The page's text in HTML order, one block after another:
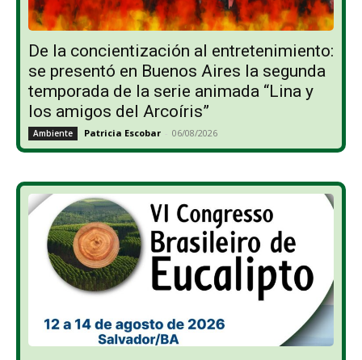
De la concientización al entretenimiento:
se presentó en Buenos Aires la segunda
temporada de la serie animada “Lina y
los amigos del Arcoíris”
Ambiente Patricia Escobar - 06/08/2026